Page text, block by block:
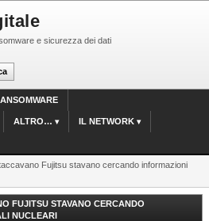
e sicurezza dei dati
ALTRO… IL NETWORK
Fujitsu stavano cercando informazioni
FUJITSU STAVANO CERCANDO
NUCLEARI